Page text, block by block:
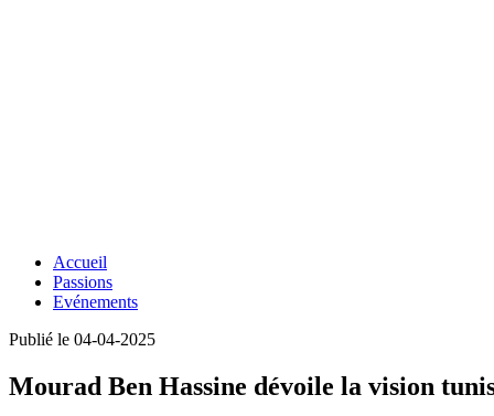
Accueil
Passions
Evénements
Publié le 04-04-2025
Mourad Ben Hassine dévoile la vision